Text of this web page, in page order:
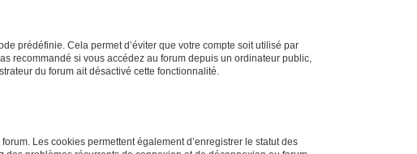
prédéfinie. Cela permet d’éviter que votre compte soit utilisé par
recommandé si vous accédez au forum depuis un ordinateur public,
du forum ait désactivé cette fonctionnalité.
Les cookies permettent également d’enregistrer le statut des